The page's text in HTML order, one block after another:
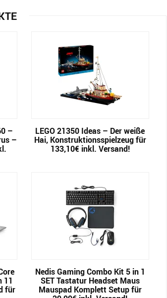
–
–
LEGO 21350 Ideas – Der weiße
Hai, Konstruktionsspielzeug für
133,10€ inkl. Versand!
11
für
Nedis Gaming Combo Kit 5 in 1
SET Tastatur Headset Maus
Mauspad Komplett Setup für